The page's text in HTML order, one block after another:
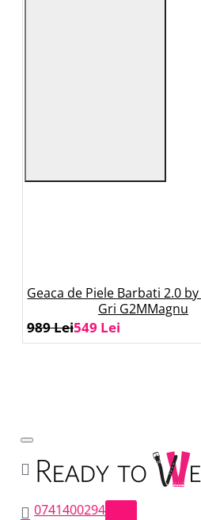
Geaca de Piele Barbati 2.0
Gri G2MMagnu
549 Lei
989 Lei
0741400294